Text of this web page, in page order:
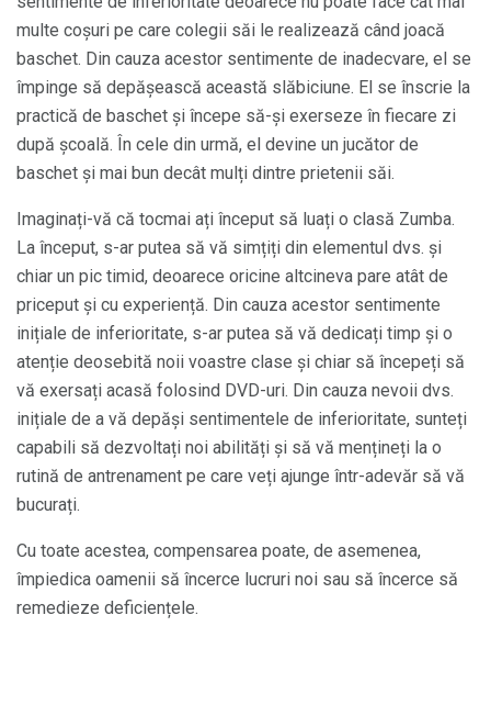
multe coșuri pe care colegii săi le realizează când joacă
baschet. Din cauza acestor sentimente de inadecvare, el se
împinge să depășească această slăbiciune. El se înscrie la
practică de baschet și începe să-și exerseze în fiecare zi
după școală. În cele din urmă, el devine un jucător de
baschet și mai bun decât mulți dintre prietenii săi.
Imaginați-vă că tocmai ați început să luați o clasă Zumba.
La început, s-ar putea să vă simțiți din elementul dvs. și
chiar un pic timid, deoarece oricine altcineva pare atât de
priceput și cu experiență. Din cauza acestor sentimente
inițiale de inferioritate, s-ar putea să vă dedicați timp și o
atenție deosebită noii voastre clase și chiar să începeți să
vă exersați acasă folosind DVD-uri. Din cauza nevoii dvs.
inițiale de a vă depăși sentimentele de inferioritate, sunteți
capabili să dezvoltați noi abilități și să vă mențineți la o
rutină de antrenament pe care veți ajunge într-adevăr să vă
bucurați.
Cu toate acestea, compensarea poate, de asemenea,
împiedica oamenii să încerce lucruri noi sau să încerce să
remedieze deficiențele.